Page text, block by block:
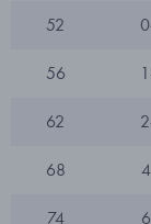
52
56
62
68
74